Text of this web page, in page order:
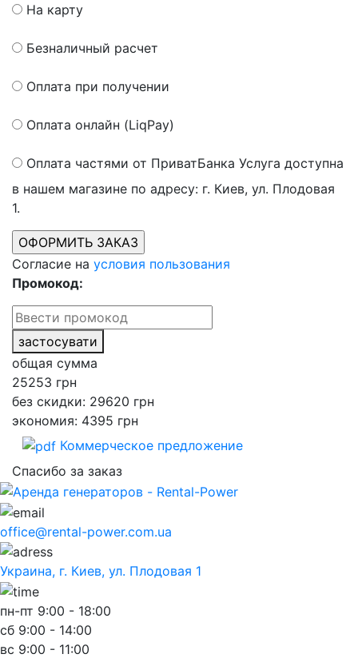
На карту
Безналичный расчет
Оплата при получении
Оплата онлайн (LiqPay)
Оплата частями от ПриватБанка Услуга доступна
в нашем магазине по адресу: г. Киев, ул. Плодовая
1.
Согласие на условия пользования
Промокод:
застосувати
общая сумма
25253 грн
без скидки: 29620 грн
экономия: 4395 грн
Коммерческое предложение
Спасибо за заказ
office@rental-power.com.ua
Украина, г. Киев, ул. Плодовая 1
пн-пт 9:00 - 18:00
сб 9:00 - 14:00
вс 9:00 - 11:00